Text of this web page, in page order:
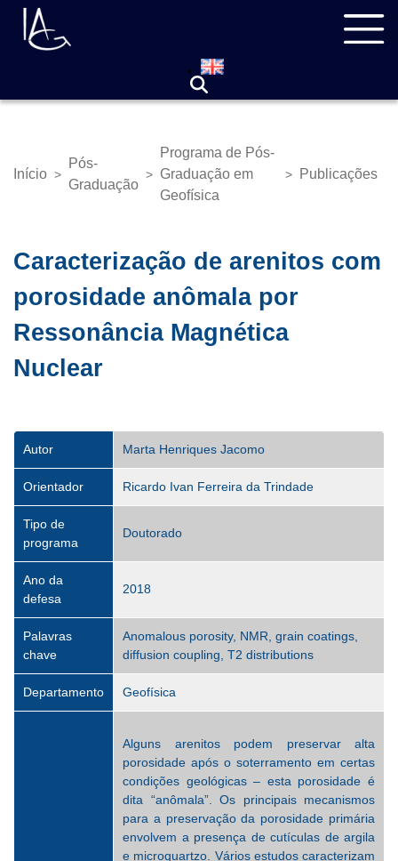
Pular
para
Trilha
Início >
Pós-
Graduação
>
Programa de Pós-
Graduação em
Geofísica
> Publicações
Caracterização de arenitos com
porosidade anômala por
Ressonância Magnética
Nuclear
Autor Marta Henriques Jacomo
Orientador Ricardo Ivan Ferreira da Trindade
Tipo de
programa
Doutorado
Ano da
defesa
2018
Palavras
chave
Anomalous porosity, NMR, grain coatings,
diffusion coupling, T2 distributions
Departamento Geofísica
Alguns arenitos podem preservar alta
porosidade após o soterramento em certas
condições geológicas – esta porosidade é
dita “anômala”. Os principais mecanismos
para a preservação da porosidade primária
envolvem a presença de cutículas de argila
e microquartzo. Vários estudos caracterizam